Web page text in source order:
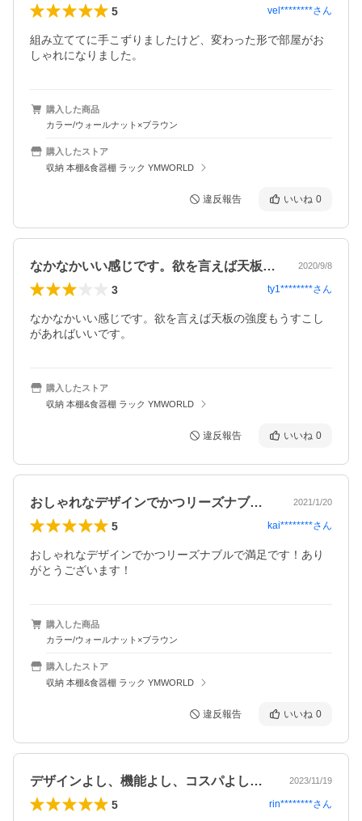
5 vel********さん
組み立ててに手こずりましたけど、変わった形で部屋がお
しゃれになりました。
購入した商品
カラー/ウォールナット×ブラウン
購入したストア
収納 本棚&食器棚 ラック YMWORLD
違反報告 いいね 0
なかなかいい感じです。欲を言えば天板の… 2020/9/8
3 ty1********さん
なかなかいい感じです。欲を言えば天板の強度もうすこし
があればいいです。
購入したストア
収納 本棚&食器棚 ラック YMWORLD
違反報告 いいね 0
おしゃれなデザインでかつリーズナブルで… 2021/1/20
5 kai********さん
おしゃれなデザインでかつリーズナブルで満足です！あり
がとうございます！
購入した商品
カラー/ウォールナット×ブラウン
購入したストア
収納 本棚&食器棚 ラック YMWORLD
違反報告 いいね 0
デザインよし、機能よし、コスパよし、す… 2023/11/19
5 rin********さん